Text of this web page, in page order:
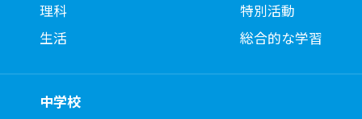
理科
生活
特別活動
総合的な学習
中学校